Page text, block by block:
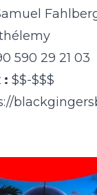
590 29 21 03
: $$-$$$